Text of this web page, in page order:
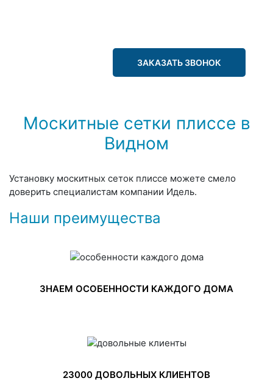
ЗАКАЗАТЬ ЗВОНОК
Москитные сетки плиссе в
Видном
Установку москитных сеток плиссе можете смело
доверить специалистам компании Идель.
Наши преимущества
ЗНАЕМ ОСОБЕННОСТИ КАЖДОГО ДОМА
23000 ДОВОЛЬНЫХ КЛИЕНТОВ